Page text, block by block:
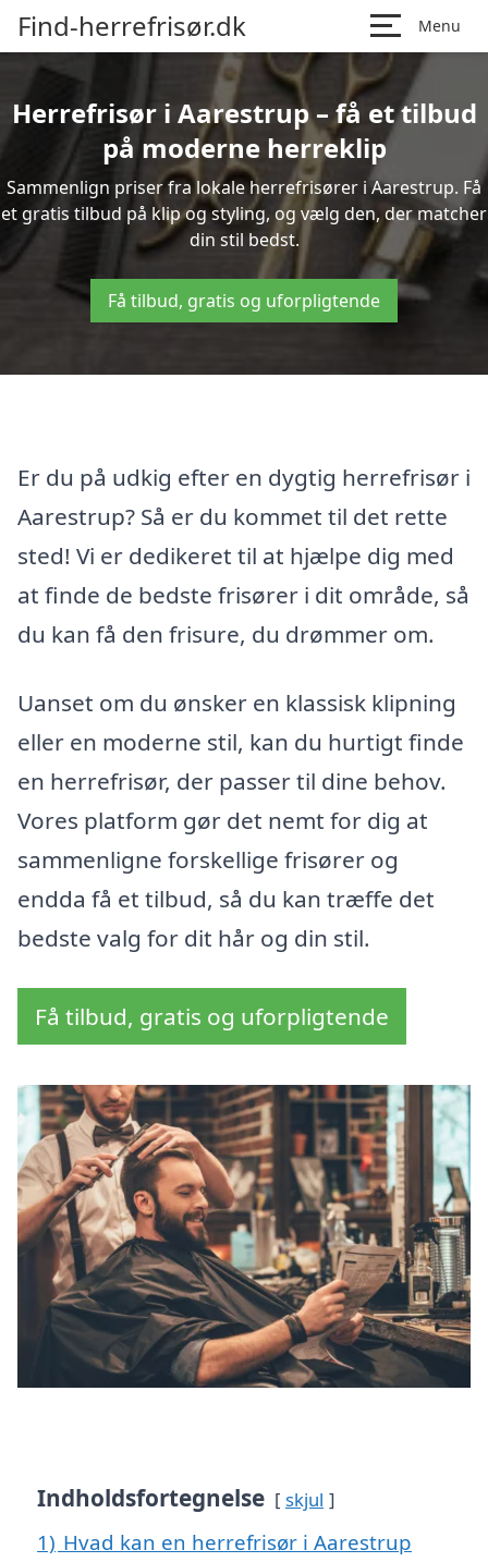
Find-herrefrisør.dk Menu
Herrefrisør i Aarestrup – få et tilbud
på moderne herreklip
Sammenlign priser fra lokale herrefrisører i Aarestrup. Få
et gratis tilbud på klip og styling, og vælg den, der matcher
din stil bedst.
Få tilbud, gratis og uforpligtende
Er du på udkig efter en dygtig herrefrisør i
Aarestrup? Så er du kommet til det rette
sted! Vi er dedikeret til at hjælpe dig med
at finde de bedste frisører i dit område, så
du kan få den frisure, du drømmer om.
Uanset om du ønsker en klassisk klipning
eller en moderne stil, kan du hurtigt finde
en herrefrisør, der passer til dine behov.
Vores platform gør det nemt for dig at
sammenligne forskellige frisører og
endda få et tilbud, så du kan træffe det
bedste valg for dit hår og din stil.
Få tilbud, gratis og uforpligtende
Indholdsfortegnelse skjul
1) Hvad kan en herrefrisør i Aarestrup